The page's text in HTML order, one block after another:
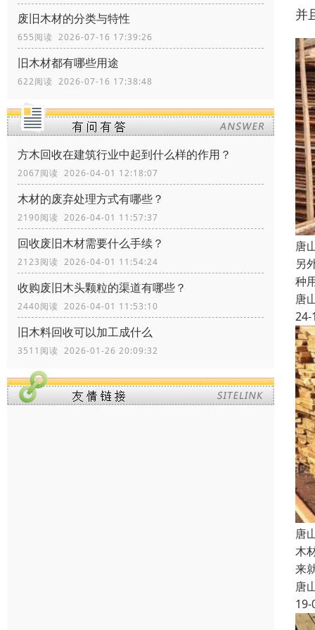
废旧木材的分类与特性
655阅读 2026-07-16 17:39:26
旧木材都有哪些用途
622阅读 2026-07-16 17:38:48
方木回收在建筑行业中起到什么样的作用？
2067阅读 2026-04-01 12:18:07
木材的废弃处理方式有哪些？
2190阅读 2026-04-01 11:57:37
回收废旧木材需要什么手续？
2123阅读 2026-04-01 11:54:24
收购废旧木头颗粒的渠道有哪些？
2440阅读 2026-04-01 11:53:10
旧木料回收可以加工成什么
3511阅读 2026-01-26 20:09:32
并
唐
另
种
唐
24-
唐
木
来
唐
19-